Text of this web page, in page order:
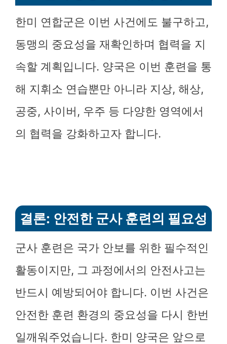
한미 연합군은 이번 사건에도 불구하고,
동맹의 중요성을 재확인하며 협력을 지
속할 계획입니다. 양국은 이번 훈련을 통
해 지휘소 연습뿐만 아니라 지상, 해상,
공중, 사이버, 우주 등 다양한 영역에서
의 협력을 강화하고자 합니다.
결론: 안전한 군사 훈련의 필요성
군사 훈련은 국가 안보를 위한 필수적인
활동이지만, 그 과정에서의 안전사고는
반드시 예방되어야 합니다. 이번 사건은
안전한 훈련 환경의 중요성을 다시 한번
일깨워주었습니다. 한미 양국은 앞으로